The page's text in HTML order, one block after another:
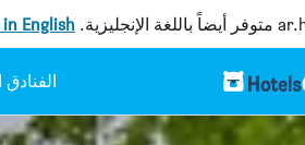
متوفر أيضاً باللغة الإنجليزية. English